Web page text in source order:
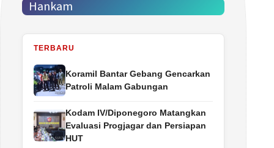
Hankam
TERBARU
Koramil Bantar Gebang Gencarkan
Patroli Malam Gabungan
Kodam IV/Diponegoro Matangkan
Evaluasi Progjagar dan Persiapan
HUT